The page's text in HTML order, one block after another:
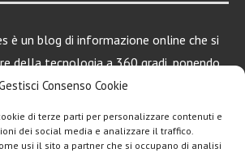
Consenso Cookie
di terze parti per personalizzare contenuti e
dei social media e analizzare il traffico.
usi il sito a partner che si occupano di analisi
è un blog di informazione online che si
della tecnologia a 360 gradi, ponendo
attenzione al mondo Android, Apple e